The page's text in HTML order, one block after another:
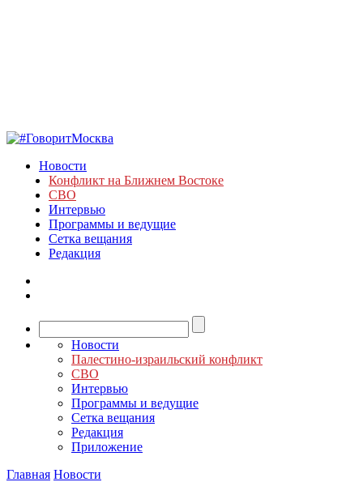
Новости
Конфликт на Ближнем Востоке
СВО
Интервью
Программы и ведущие
Сетка вещания
Редакция
Новости
Палестино-израильский конфликт
СВО
Интервью
Программы и ведущие
Сетка вещания
Редакция
Приложение
Главная Новости